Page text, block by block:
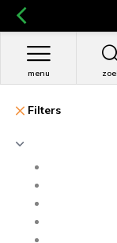
menu
Filters